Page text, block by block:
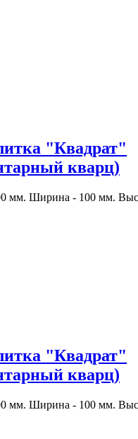
"Квадрат"
кварц)
мм. Ширина - 100 мм.
"Квадрат"
кварц)
мм. Ширина - 100 мм.